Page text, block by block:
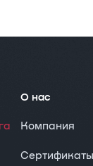
О нас
Компания
Сертификаты